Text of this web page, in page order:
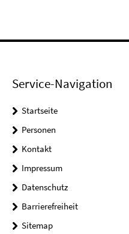
Service-Navigation
Startseite
Personen
Kontakt
Impressum
Datenschutz
Barrierefreiheit
Sitemap